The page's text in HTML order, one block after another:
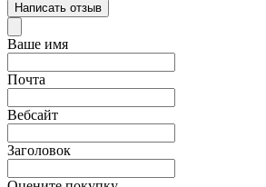
Написать отзыв
Ваше имя
Почта
Вебсайт
Заголовок